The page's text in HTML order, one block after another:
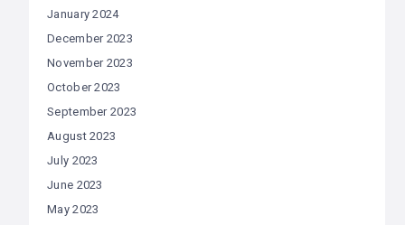
January 2024
December 2023
November 2023
October 2023
September 2023
August 2023
July 2023
June 2023
May 2023